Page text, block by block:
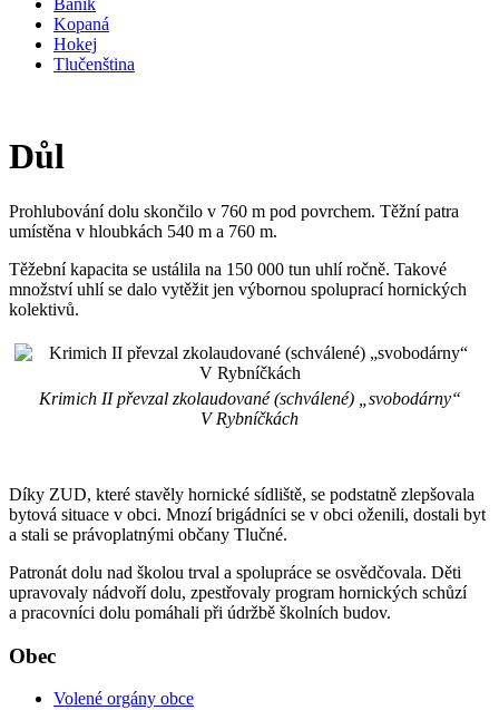
Baník
Kopaná
Hokej
Tlučenština
Důl
Prohlubování dolu skončilo v 760 m pod povrchem. Těžní patra
umístěna v hloubkách 540 m a 760 m.
Těžební kapacita se ustálila na 150 000 tun uhlí ročně. Takové
množství uhlí se dalo vytěžit jen výbornou spoluprací hornických
kolektivů.
Krimich II převzal zkolaudované (schválené) „svobodárny“
V Rybníčkách
Díky ZUD, které stavěly hornické sídliště, se podstatně zlepšovala
bytová situace v obci. Mnozí brigádníci se v obci oženili, dostali byt
a stali se právoplatnými občany Tlučné.
Patronát dolu nad školou trval a spolupráce se osvědčovala. Děti
upravovaly nádvoří dolu, zpestřovaly program hornických schůzí
a pracovníci dolu pomáhali při údržbě školních budov.
Obec
Volené orgány obce